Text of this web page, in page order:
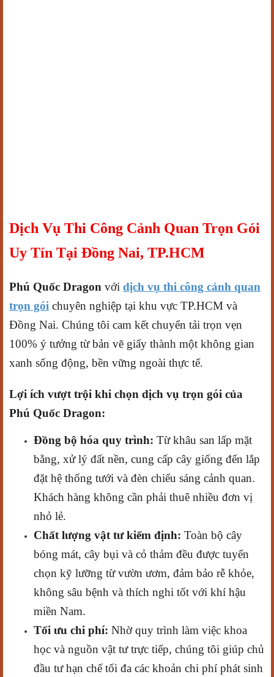
Dịch Vụ Thi Công Cảnh Quan Trọn Gói
Uy Tín Tại Đồng Nai, TP.HCM
Phú Quốc Dragon với dịch vụ thi công cảnh quan
trọn gói chuyên nghiệp tại khu vực TP.HCM và
Đồng Nai. Chúng tôi cam kết chuyển tải trọn vẹn
100% ý tưởng từ bản vẽ giấy thành một không gian
xanh sống động, bền vững ngoài thực tế.
Lợi ích vượt trội khi chọn dịch vụ trọn gói của
Phú Quốc Dragon:
Đồng bộ hóa quy trình: Từ khâu san lấp mặt
bằng, xử lý đất nền, cung cấp cây giống đến lắp
đặt hệ thống tưới và đèn chiếu sáng cảnh quan.
Khách hàng không cần phải thuê nhiều đơn vị
nhỏ lẻ.
Chất lượng vật tư kiểm định: Toàn bộ cây
bóng mát, cây bụi và cỏ thảm đều được tuyển
chọn kỹ lưỡng từ vườn ươm, đảm bảo rễ khỏe,
không sâu bệnh và thích nghi tốt với khí hậu
miền Nam.
Tối ưu chi phí: Nhờ quy trình làm việc khoa
học và nguồn vật tư trực tiếp, chúng tôi giúp chủ
đầu tư hạn chế tối đa các khoản chi phí phát sinh